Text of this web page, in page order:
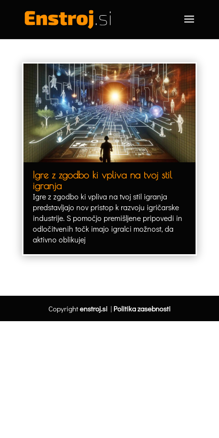
Igre z zgodbo ki vpliva na tvoj stil
igranja
Igre z zgodbo ki vpliva na tvoj stil igranja
predstavljajo nov pristop k razvoju igričarske
industrije. S pomočjo premišljene pripovedi in
odločitvenih točk imajo igralci možnost, da
aktivno oblikujej
Copyrightenstroj.si| Politika zasebnosti